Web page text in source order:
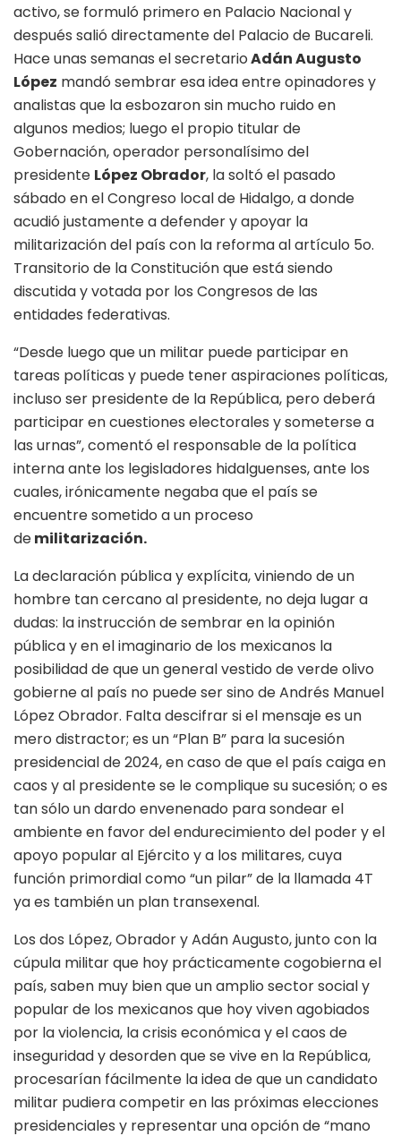
activo, se formuló primero en Palacio Nacional y
después salió directamente del Palacio de Bucareli.
Hace unas semanas el secretarioAdán Augusto
López mandó sembrar esa idea entre opinadores y
analistas que la esbozaron sin mucho ruido en
algunos medios; luego el propio titular de
Gobernación, operador personalísimo del
presidente López Obrador, la soltó el pasado
sábado en el Congreso local de Hidalgo, a donde
acudió justamente a defender y apoyar la
militarización del país con la reforma al artículo 5o.
Transitorio de la Constitución que está siendo
discutida y votada por los Congresos de las
entidades federativas.
“Desde luego que un militar puede participar en
tareas políticas y puede tener aspiraciones políticas,
incluso ser presidente de la República, pero deberá
participar en cuestiones electorales y someterse a
las urnas”, comentó el responsable de la política
interna ante los legisladores hidalguenses, ante los
cuales, irónicamente negaba que el país se
encuentre sometido a un proceso
demilitarización.
La declaración pública y explícita, viniendo de un
hombre tan cercano al presidente, no deja lugar a
dudas: la instrucción de sembrar en la opinión
pública y en el imaginario de los mexicanos la
posibilidad de que un general vestido de verde olivo
gobierne al país no puede ser sino de Andrés Manuel
López Obrador. Falta descifrar si el mensaje es un
mero distractor; es un “Plan B” para la sucesión
presidencial de 2024, en caso de que el país caiga en
caos y al presidente se le complique su sucesión; o es
tan sólo un dardo envenenado para sondear el
ambiente en favor del endurecimiento del poder y el
apoyo popular al Ejército y a los militares, cuya
función primordial como “un pilar” de la llamada 4T
ya es también un plan transexenal.
Los dos López, Obrador y Adán Augusto, junto con la
cúpula militar que hoy prácticamente cogobierna el
país, saben muy bien que un amplio sector social y
popular de los mexicanos que hoy viven agobiados
por la violencia, la crisis económica y el caos de
inseguridad y desorden que se vive en la República,
procesarían fácilmente la idea de que un candidato
militar pudiera competir en las próximas elecciones
presidenciales y representar una opción de “mano